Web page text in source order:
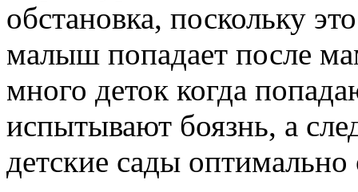
обстановка, поскольку
малыш попадает после
много деток когда
испытывают боязнь, а
детские сады